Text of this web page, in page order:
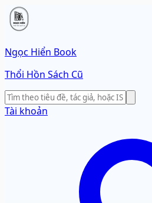
Ngọc Hiển Book
Thổi Hồn Sách Cũ
Tài khoản